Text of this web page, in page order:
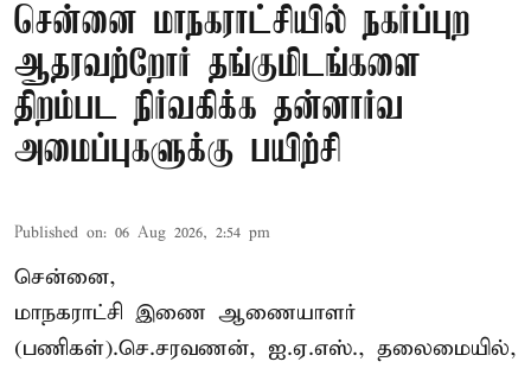
சென்னை மாநகராட்சியில் நகர்ப்புற
ஆதரவற்றோர் தங்குமிடங்களை
திறம்பட நிர்வகிக்க தன்னார்வ
அமைப்புகளுக்கு பயிற்சி
Published on: 06 Aug 2026, 2:54 pm
சென்னை,
மாநகராட்சி இணை ஆணையாளர்
(பணிகள்).செ.சரவணன், ஐ.ஏ.எஸ்., தலைமையில்,